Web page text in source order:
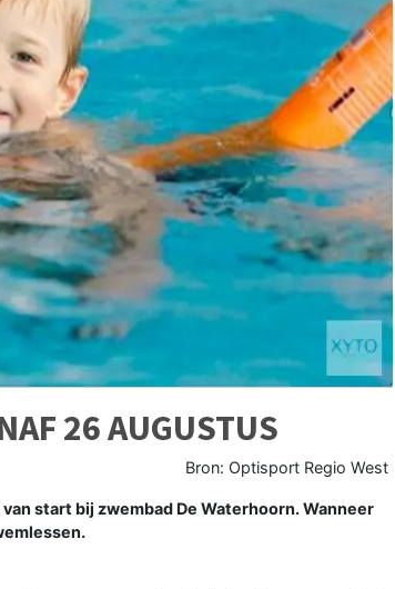
26 AUGUSTUS
Bron: Optisport Regio West
start bij zwembad De Waterhoorn. Wanneer